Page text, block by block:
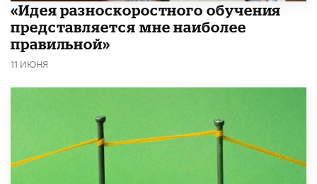
«Идея разноскоростного обучения
представляется мне наиболее
правильной»
11 ИЮНЯ